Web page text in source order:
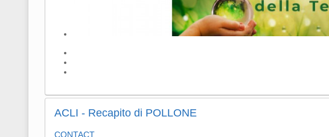
ACLI - Recapito di POLLONE
CONTACT